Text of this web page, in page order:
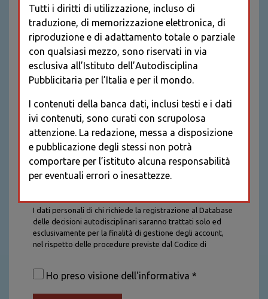
I dati personali di chi richiede la registrazione al Database
delle decisioni autodisciplinari saranno trattati solo ed
esclusivamente per la finalità di gestione degli account,
nel rispetto delle procedure previste dal Codice di
saranno trattati con tutte le cautele richieste dalla legge e
saranno conservati per la durata stabilita caso per caso
Ho preso visione dell'informativa *
Tutti i diritti di utilizzazione, incluso di
traduzione, di memorizzazione elettronica, di
riproduzione e di adattamento totale o parziale
con qualsiasi mezzo, sono riservati in via
esclusiva all’Istituto dell’Autodisciplina
Pubblicitaria per l’Italia e per il mondo.
I contenuti della banca dati, inclusi testi e i dati
ivi contenuti, sono curati con scrupolosa
attenzione. La redazione, messa a disposizione
e pubblicazione degli stessi non potrà
comportare per l’istituto alcuna responsabilità
per eventuali errori o inesattezze.